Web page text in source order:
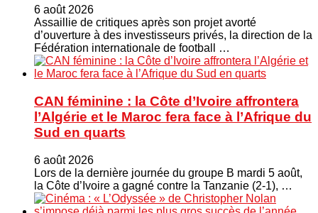
6 août 2026
Assaillie de critiques après son projet avorté
d’ouverture à des investisseurs privés, la direction de la
Fédération internationale de football …
CAN féminine : la Côte d’Ivoire affrontera
l’Algérie et le Maroc fera face à l’Afrique du
Sud en quarts
6 août 2026
Lors de la dernière journée du groupe B mardi 5 août,
la Côte d’Ivoire a gagné contre la Tanzanie (2-1), …